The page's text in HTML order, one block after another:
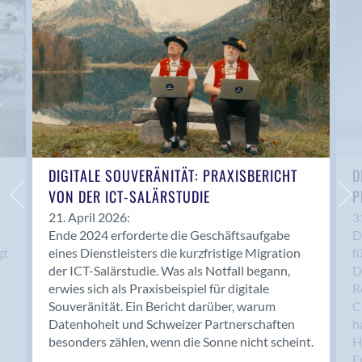
Anwil
Appenzell
Au SG
Baar
Baden
Balsthal
Balzers
Basel
Bassersdorf
Belp
Bendern
Benken (SG)
Bergdietikon
Berlin
Bern
Bern - Liebefeld
DIGITALE SOUVERÄNITÄT: PRAXISBERICHT
VON DER ICT-SALÄRSTUDIE
21. April 2026:
Ende 2024 erforderte die Geschäftsaufgabe
eines Dienstleisters die kurzfristige Migration
der ICT-Salärstudie. Was als Notfall begann,
erwies sich als Praxisbeispiel für digitale
Souveränität. Ein Bericht darüber, warum
Datenhoheit und Schweizer Partnerschaften
besonders zählen, wenn die Sonne nicht scheint.